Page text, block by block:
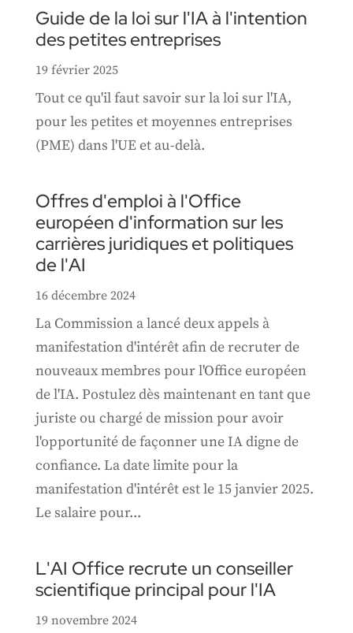
Guide de la loi sur l'IA à l'intention
des petites entreprises
19 février 2025
Tout ce qu'il faut savoir sur la loi sur l'IA,
pour les petites et moyennes entreprises
(PME) dans l'UE et au-delà.
Offres d'emploi à l'Office
européen d'information sur les
carrières juridiques et politiques
de l'AI
16 décembre 2024
La Commission a lancé deux appels à
manifestation d'intérêt afin de recruter de
nouveaux membres pour l'Office européen
de l'IA. Postulez dès maintenant en tant que
juriste ou chargé de mission pour avoir
l'opportunité de façonner une IA digne de
confiance. La date limite pour la
manifestation d'intérêt est le 15 janvier 2025.
Le salaire pour...
L'AI Office recrute un conseiller
scientifique principal pour l'IA
19 novembre 2024